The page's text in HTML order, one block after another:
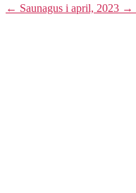
← Saunagus i april, 2023 →